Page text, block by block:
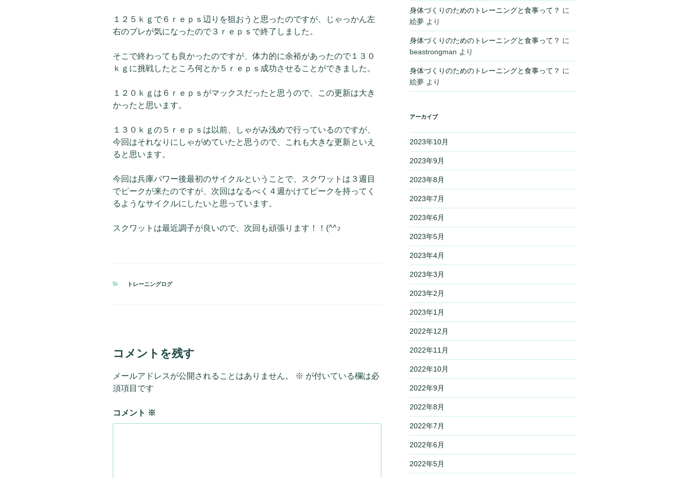
１２５ｋｇで６ｒｅｐｓ辺りを狙おうと思ったのですが、じゃっかん左
右のブレが気になったので３ｒｅｐｓで終了しました。
そこで終わっても良かったのですが、体力的に余裕があったので１３０
ｋｇに挑戦したところ何とか５ｒｅｐｓ成功させることができました。
１２０ｋｇは６ｒｅｐｓがマックスだったと思うので、この更新は大き
かったと思います。
１３０ｋｇの５ｒｅｐｓは以前、しゃがみ浅めで行っているのですが、
今回はそれなりにしゃがめていたと思うので、これも大きな更新といえ
ると思います。
今回は兵庫パワー後最初のサイクルということで、スクワットは３週目
でピークが来たのですが、次回はなるべく４週かけてピークを持ってく
るようなサイクルにしたいと思っています。
スクワットは最近調子が良いので、次回も頑張ります！！(^^♪
カトレーニングログ
コメントを残す
メールアドレスが公開されることはありません。 ※ が付いている欄は必
須項目です
コメント ※
身体づくりのためのトレーニングと食事って？ に
絵夢より
身体づくりのためのトレーニングと食事って？ に
beastrongman より
身体づくりのためのトレーニングと食事って？ に
絵夢より
アーカイブ
2023年10月
2023年9月
2023年8月
2023年7月
2023年6月
2023年5月
2023年4月
2023年3月
2023年2月
2023年1月
2022年12月
2022年11月
2022年10月
2022年9月
2022年8月
2022年7月
2022年6月
2022年5月